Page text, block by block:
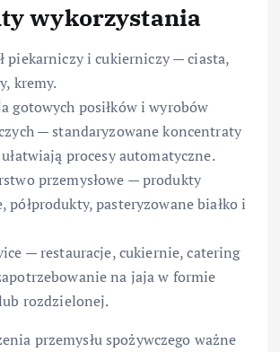
wykorzystania
piekarniczy i cukierniczy — ciasta,
kremy.
gotowych posiłków i wyrobów
— standaryzowane koncentraty
procesy automatyczne.
przemysłowe — produkty
półprodukty, pasteryzowane białko i
— restauracje, cukiernie, catering
na jaja w formie
rozdzielonej.
przemysłu spożywczego ważne